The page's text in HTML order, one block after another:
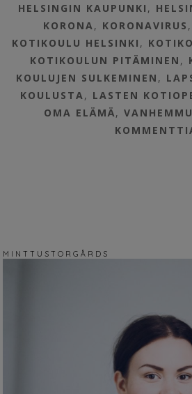
HELSINGIN KAUPUNKI ,
KORONA , KORONAVIRUS ,
KOTIKOULU HELSINKI ,
KOTIKOULUN PITÄMINEN ,
KOULUJEN SULKEMINEN ,
KOULUSTA , LASTEN
OMA ELÄMÄ,
M I N T T U S T O R G Å R D S